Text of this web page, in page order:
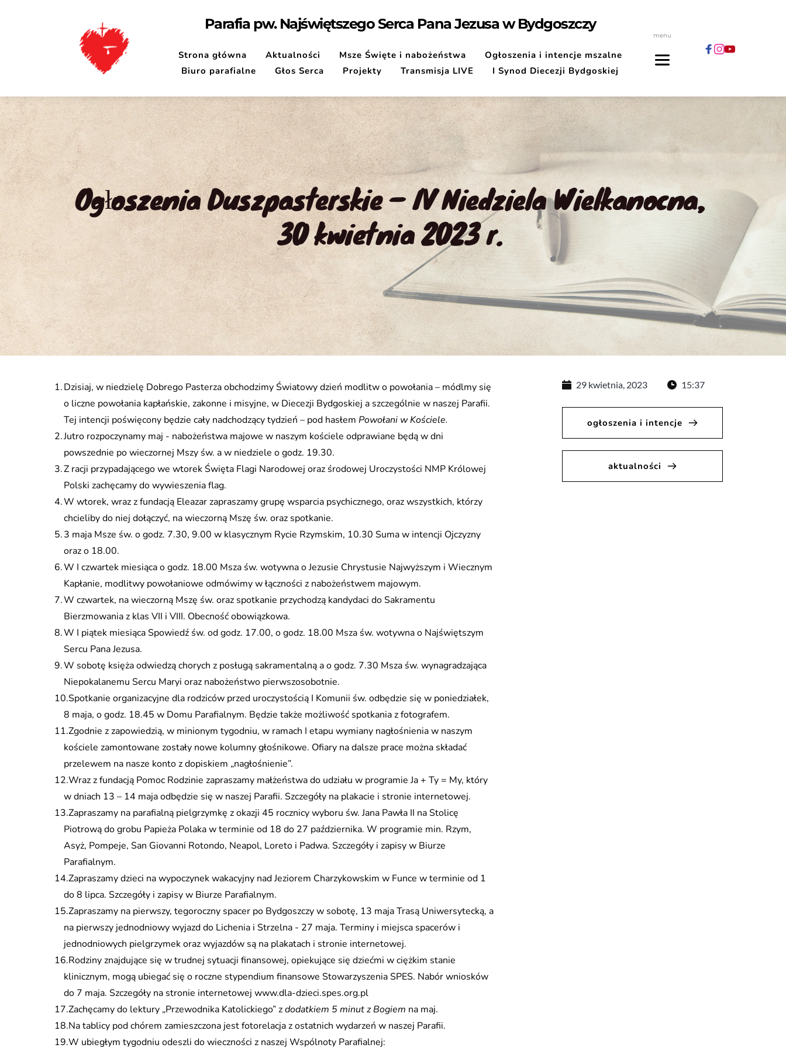
Parafia pw. Najświętszego Serca Pana Jezusa w Bydgoszczy
Strona główna Aktualności Msze Święte i nabożeństwa
Ogłoszenia i intencje mszalne
Biuro parafialne
Głos Serca Projekty Transmisja LIVE I Synod Diecezji Bydgoskiej
menu
Ogłoszenia Duszpasterskie – IV Niedziela Wielkanocna,
30 kwietnia 2023 r.
Dzisiaj, w niedzielę Dobrego Pasterza obchodzimy Światowy dzień modlitw o powołania – módlmy się
o liczne powołania kapłańskie, zakonne i misyjne, w Diecezji Bydgoskiej a szczególnie w naszej Parafii.
Tej intencji poświęcony będzie cały nadchodzący tydzień – pod hasłem Powołani w Kościele.
Jutro rozpoczynamy maj - nabożeństwa majowe w naszym kościele odprawiane będą w dni
powszednie po wieczornej Mszy św. a w niedziele o godz. 19.30.
Z racji przypadającego we wtorek Święta Flagi Narodowej oraz środowej Uroczystości NMP Królowej
Polski zachęcamy do wywieszenia flag.
W wtorek, wraz z fundacją Eleazar zapraszamy grupę wsparcia psychicznego, oraz wszystkich, którzy
chcieliby do niej dołączyć, na wieczorną Mszę św. oraz spotkanie.
3 maja Msze św. o godz. 7.30, 9.00 w klasycznym Rycie Rzymskim, 10.30 Suma w intencji Ojczyzny
oraz o 18.00.
W I czwartek miesiąca o godz. 18.00 Msza św. wotywna o Jezusie Chrystusie Najwyższym i Wiecznym
Kapłanie, modlitwy powołaniowe odmówimy w łączności z nabożeństwem majowym.
W czwartek, na wieczorną Mszę św. oraz spotkanie przychodzą kandydaci do Sakramentu
Bierzmowania z klas VII i VIII. Obecność obowiązkowa.
W I piątek miesiąca Spowiedź św. od godz. 17.00, o godz. 18.00 Msza św. wotywna o Najświętszym
Sercu Pana Jezusa.
W sobotę księża odwiedzą chorych z posługą sakramentalną a o godz. 7.30 Msza św. wynagradzająca
Niepokalanemu Sercu Maryi oraz nabożeństwo pierwszosobotnie.
Spotkanie organizacyjne dla rodziców przed uroczystością I Komunii św. odbędzie się w poniedziałek,
8 maja, o godz. 18.45 w Domu Parafialnym. Będzie także możliwość spotkania z fotografem.
Zgodnie z zapowiedzią, w minionym tygodniu, w ramach I etapu wymiany nagłośnienia w naszym
kościele zamontowane zostały nowe kolumny głośnikowe. Ofiary na dalsze prace można składać
przelewem na nasze konto z dopiskiem „nagłośnienie”.
Wraz z fundacją Pomoc Rodzinie zapraszamy małżeństwa do udziału w programie Ja + Ty = My, który
w dniach 13 – 14 maja odbędzie się w naszej Parafii. Szczegóły na plakacie i stronie internetowej.
Zapraszamy na parafialną pielgrzymkę z okazji 45 rocznicy wyboru św. Jana Pawła II na Stolicę
Piotrową do grobu Papieża Polaka w terminie od 18 do 27 października. W programie min. Rzym,
Asyż, Pompeje, San Giovanni Rotondo, Neapol, Loreto i Padwa. Szczegóły i zapisy w Biurze
Parafialnym.
Zapraszamy dzieci na wypoczynek wakacyjny nad Jeziorem Charzykowskim w Funce w terminie od 1
do 8 lipca. Szczegóły i zapisy w Biurze Parafialnym.
Zapraszamy na pierwszy, tegoroczny spacer po Bydgoszczy w sobotę, 13 maja Trasą Uniwersytecką, a
na pierwszy jednodniowy wyjazd do Lichenia i Strzelna - 27 maja. Terminy i miejsca spacerów i
jednodniowych pielgrzymek oraz wyjazdów są na plakatach i stronie internetowej.
Rodziny znajdujące się w trudnej sytuacji finansowej, opiekujące się dziećmi w ciężkim stanie
klinicznym, mogą ubiegać się o roczne stypendium finansowe Stowarzyszenia SPES. Nabór wniosków
do 7 maja. Szczegóły na stronie internetowej www.dla-dzieci.spes.org.pl
Zachęcamy do lektury „Przewodnika Katolickiego” zdodatkiem 5 minut z Bogiem na maj.
Na tablicy pod chórem zamieszczona jest fotorelacja z ostatnich wydarzeń w naszej Parafii.
W ubiegłym tygodniu odeszli do wieczności z naszej Wspólnoty Parafialnej:
29 kwietnia, 2023 15:37
ogłoszenia i intencje
aktualności